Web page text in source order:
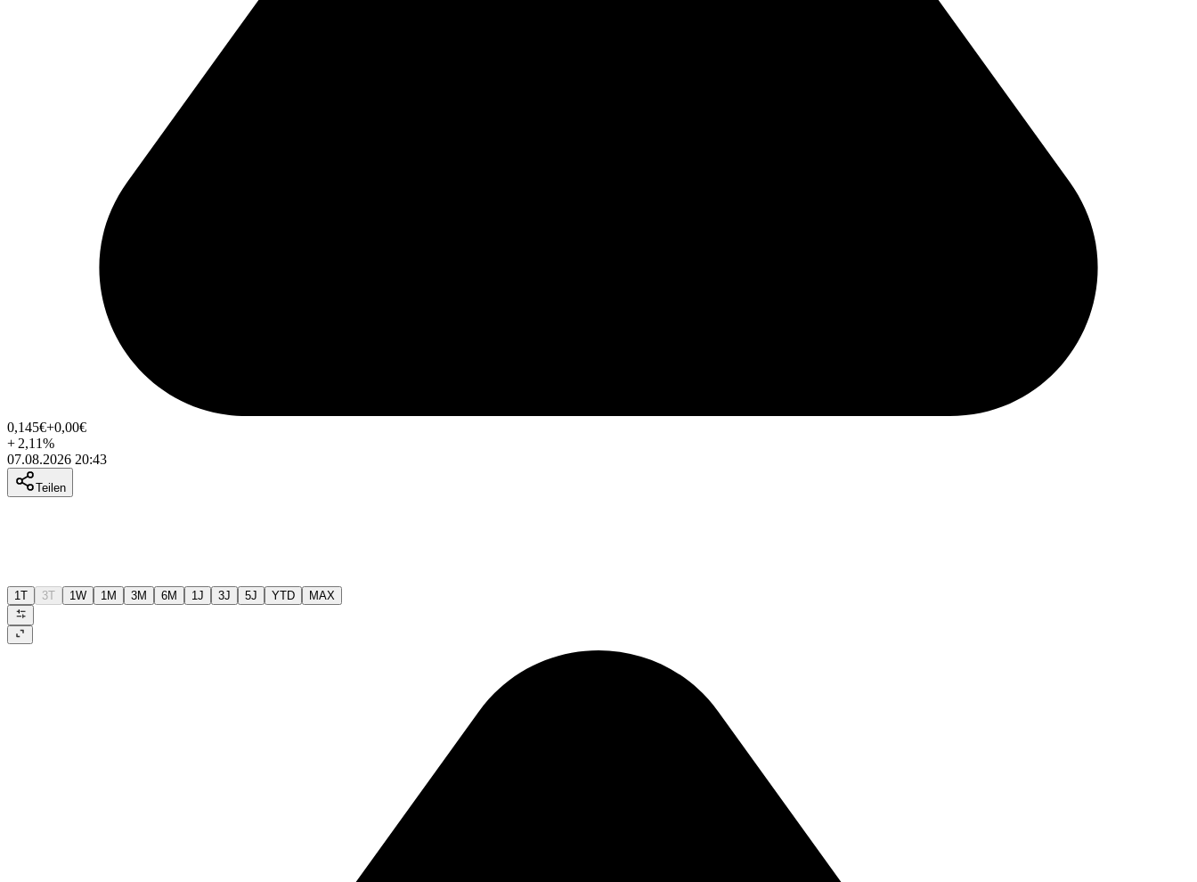
0,145€+0,00€
+2,11%
07.08.2026 20:43
Teilen
1T 3T 1W 1M 3M 6M 1J 3J 5J YTD MAX